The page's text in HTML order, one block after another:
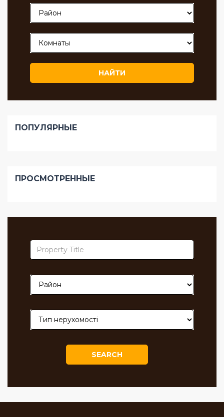
НАЙТИ
ПОПУЛЯРНЫЕ
ПРОСМОТРЕННЫЕ
SEARCH